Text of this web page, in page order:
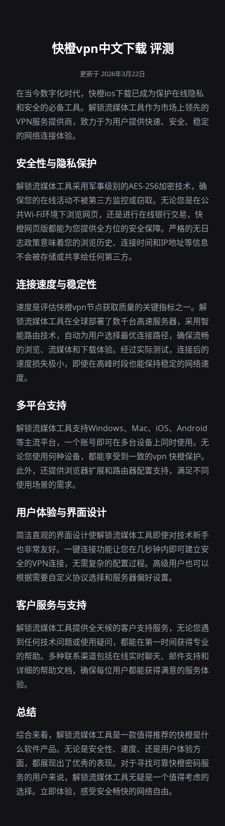
快橙vpn中文下载 评测
更新于 2026年3月22日
在当今数字化时代，快橙ios下载已成为保护在线隐私
和安全的必备工具。解锁流媒体工具作为市场上领先的
VPN服务提供商，致力于为用户提供快速、安全、稳定
的网络连接体验。
安全性与隐私保护
解锁流媒体工具采用军事级别的AES-256加密技术，确
保您的在线活动不被第三方监控或窃取。无论您是在公
共Wi-Fi环境下浏览网页，还是进行在线银行交易，快
橙网页版都能为您提供全方位的安全保障。严格的无日
志政策意味着您的浏览历史、连接时间和IP地址等信息
不会被存储或共享给任何第三方。
连接速度与稳定性
速度是评估快橙vpn节点获取质量的关键指标之一。解
锁流媒体工具在全球部署了数千台高速服务器，采用智
能路由技术，自动为用户选择最优连接路径，确保流畅
的浏览、流媒体和下载体验。经过实际测试，连接后的
速度损失极小，即使在高峰时段也能保持稳定的网络速
度。
多平台支持
解锁流媒体工具支持Windows、Mac、iOS、Android
等主流平台，一个账号即可在多台设备上同时使用。无
论您使用何种设备，都能享受到一致的vpn 快橙保护。
此外，还提供浏览器扩展和路由器配置支持，满足不同
使用场景的需求。
用户体验与界面设计
简洁直观的界面设计使解锁流媒体工具即使对技术新手
也非常友好。一键连接功能让您在几秒钟内即可建立安
全的VPN连接，无需复杂的配置过程。高级用户也可以
根据需要自定义协议选择和服务器偏好设置。
客户服务与支持
解锁流媒体工具提供全天候的客户支持服务，无论您遇
到任何技术问题或使用疑问，都能在第一时间获得专业
的帮助。多种联系渠道包括在线实时聊天、邮件支持和
详细的帮助文档，确保每位用户都能获得满意的服务体
验。
总结
综合来看，解锁流媒体工具是一款值得推荐的快橙是什
么软件产品。无论是安全性、速度、还是用户体验方
面，都展现出了优秀的表现。对于寻找可靠快橙密码服
务的用户来说，解锁流媒体工具无疑是一个值得考虑的
选择。立即体验，感受安全畅快的网络自由。